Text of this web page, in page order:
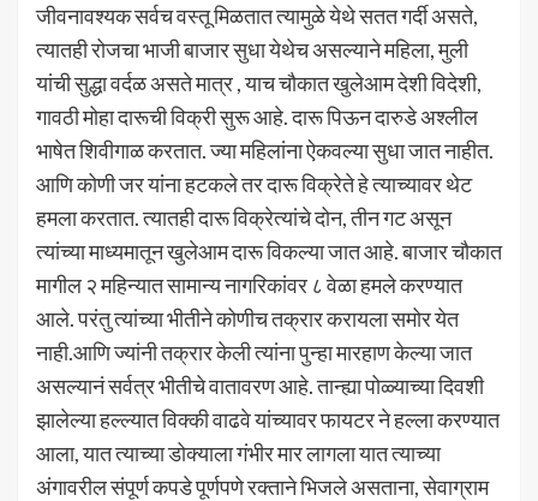
जीवनावश्यक सर्वच वस्तू मिळतात त्यामुळे येथे सतत गर्दी असते,
त्यातही रोजचा भाजी बाजार सुधा येथेच असल्याने महिला, मुली
यांची सुद्धा वर्दळ असते मात्र , याच चौकात खुलेआम देशी विदेशी,
गावठी मोहा दारूची विक्री सुरू आहे. दारू पिऊन दारुडे अश्लील
भाषेत शिवीगाळ करतात. ज्या महिलांना ऐकवल्या सुधा जात नाहीत.
आणि कोणी जर यांना हटकले तर दारू विक्रेते हे त्याच्यावर थेट
हमला करतात. त्यातही दारू विक्रेत्यांचे दोन, तीन गट असून
त्यांच्या माध्यमातून खुलेआम दारू विकल्या जात आहे. बाजार चौकात
मागील २ महिन्यात सामान्य नागरिकांवर ८ वेळा हमले करण्यात
आले. परंतु त्यांच्या भीतीने कोणीच तक्रार करायला समोर येत
नाही.आणि ज्यांनी तक्रार केली त्यांना पुन्हा मारहाण केल्या जात
असल्यानं सर्वत्र भीतीचे वातावरण आहे. तान्ह्या पोळ्याच्या दिवशी
झालेल्या हल्ल्यात विक्की वाढवे यांच्यावर फायटर ने हल्ला करण्यात
आला, यात त्याच्या डोक्याला गंभीर मार लागला यात त्याच्या
अंगावरील संपूर्ण कपडे पूर्णपणे रक्ताने भिजले असताना, सेवाग्राम